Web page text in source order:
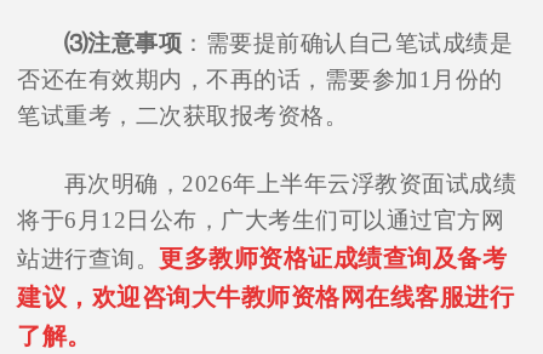
⑶注意事项 ：需要提前确认自己笔试成绩是
否还在有效期内，不再的话，需要参加1月份的
笔试重考，二次获取报考资格。
再次明确，2026年上半年云浮教资面试成绩
将于6月12日公布，广大考生们可以通过官方网
站进行查询。 更多教师资格证成绩查询及备考
建议，欢迎咨询大牛教师资格网在线客服进行
了解。